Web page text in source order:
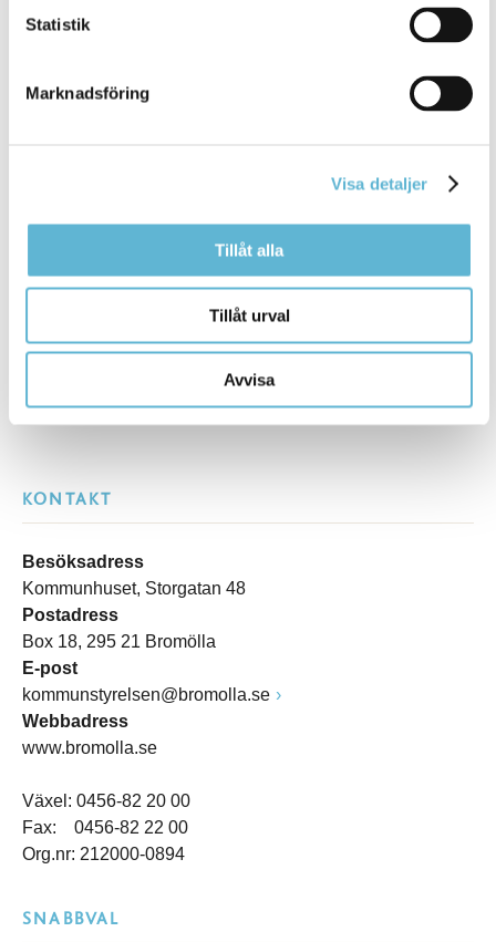
Statistik
Marknadsföring
Visa detaljer
Tillåt alla
Tillåt urval
Avvisa
Mera detaljer om högstadiets återgång
KONTAKT
Besöksadress
Kommunhuset, Storgatan 48
Postadress
Box 18, 295 21 Bromölla
E-post
kommunstyrelsen@bromolla.se
Webbadress
www.bromolla.se
Växel: 0456-82 20 00
Fax: 0456-82 22 00
Org.nr: 212000-0894
SNABBVAL